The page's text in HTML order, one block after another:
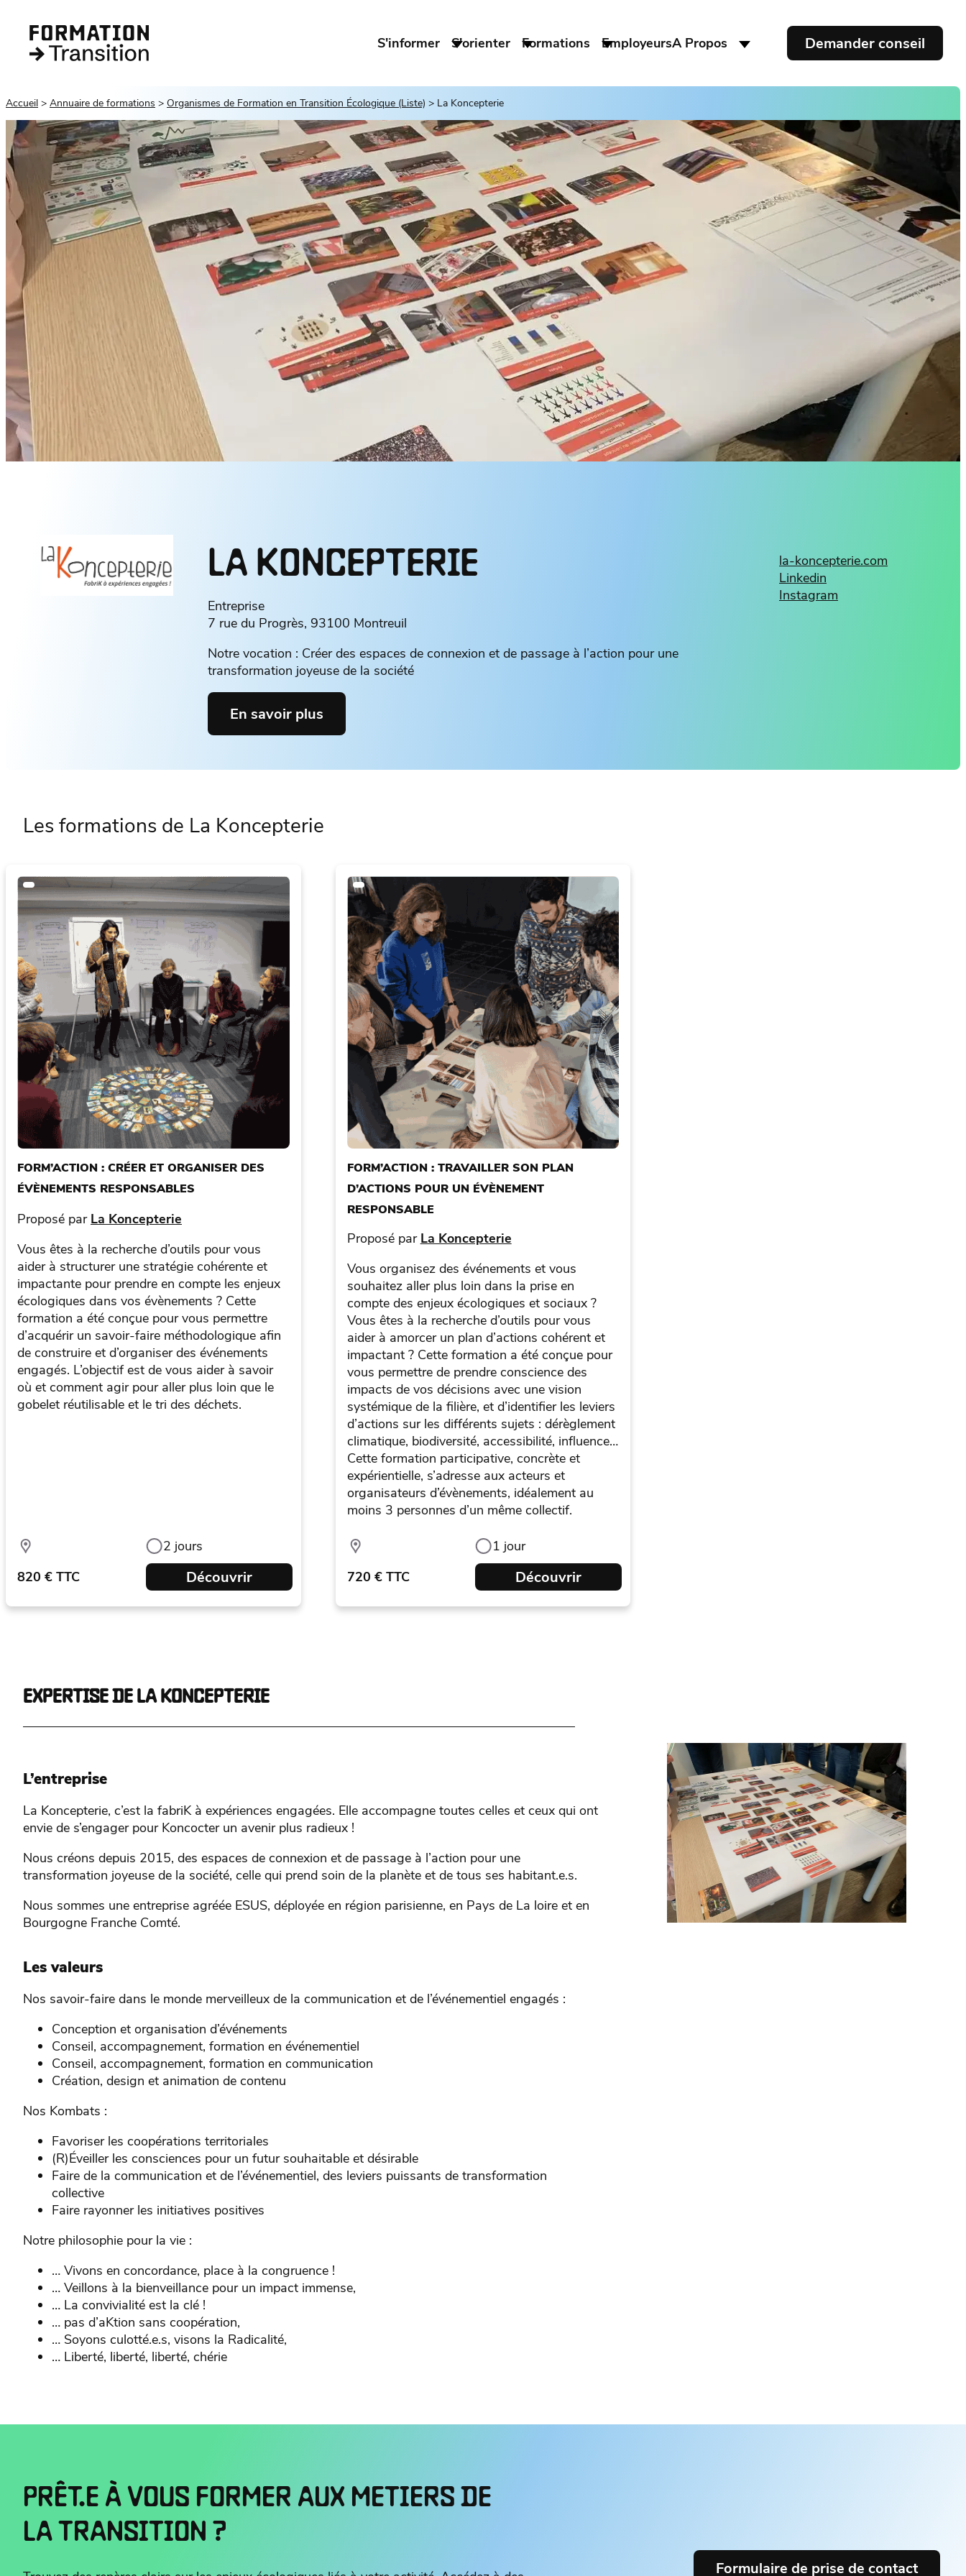
S'informer S'orienter Formations EmployeursA Propos Demander conseil
Accueil Annuaire de formations Organismes de Formation en Transition Écologique (Liste) La Koncepterie
LA KONCEPTERIE
Entreprise
7 rue du Progrès, 93100 Montreuil
Notre vocation : Créer des espaces de connexion et de passage à l’action pour une
transformation joyeuse de la société
En savoir plus
la-koncepterie.com
Linkedin
Instagram
Les formations de La Koncepterie
FORM’ACTION : CRÉER ET ORGANISER DES
ÉVÈNEMENTS RESPONSABLES
Proposé par La Koncepterie
Vous êtes à la recherche d’outils pour vous
aider à structurer une stratégie cohérente et
impactante pour prendre en compte les enjeux
écologiques dans vos évènements ? Cette
formation a été conçue pour vous permettre
d’acquérir un savoir-faire méthodologique afin
de construire et d’organiser des événements
engagés. L’objectif est de vous aider à savoir
où et comment agir pour aller plus loin que le
gobelet réutilisable et le tri des déchets.
2 jours
820 € TTC
Découvrir
FORM’ACTION : TRAVAILLER SON PLAN
D’ACTIONS POUR UN ÉVÈNEMENT
RESPONSABLE
Proposé par La Koncepterie
Vous organisez des événements et vous
souhaitez aller plus loin dans la prise en
compte des enjeux écologiques et sociaux ?
Vous êtes à la recherche d’outils pour vous
aider à amorcer un plan d’actions cohérent et
impactant ? Cette formation a été conçue pour
vous permettre de prendre conscience des
impacts de vos décisions avec une vision
systémique de la filière, et d’identifier les leviers
d’actions sur les différents sujets : dérèglement
climatique, biodiversité, accessibilité, influence…
Cette formation participative, concrète et
expérientielle, s’adresse aux acteurs et
organisateurs d’évènements, idéalement au
moins 3 personnes d’un même collectif.
1 jour
720 € TTC
Découvrir
EXPERTISE DE LA KONCEPTERIE
L’entreprise
La Koncepterie, c’est la fabriK à expériences engagées. Elle accompagne toutes celles et ceux qui ont
envie de s’engager pour Koncocter un avenir plus radieux !
Nous créons depuis 2015, des espaces de connexion et de passage à l’action pour une
transformation joyeuse de la société, celle qui prend soin de la planète et de tous ses habitant.e.s.
Nous sommes une entreprise agréée ESUS, déployée en région parisienne, en Pays de La loire et en
Bourgogne Franche Comté.
Les valeurs
Nos savoir-faire dans le monde merveilleux de la communication et de l’événementiel engagés :
Conception et organisation d’événements
Conseil, accompagnement, formation en événementiel
Conseil, accompagnement, formation en communication
Création, design et animation de contenu
Nos Kombats :
Favoriser les coopérations territoriales
(R)Éveiller les consciences pour un futur souhaitable et désirable
Faire de la communication et de l’événementiel, des leviers puissants de transformation
collective
Faire rayonner les initiatives positives
Notre philosophie pour la vie :
… Vivons en concordance, place à la congruence !
… Veillons à la bienveillance pour un impact immense,
… La convivialité est la clé !
… pas d’aKtion sans coopération,
… Soyons culotté.e.s, visons la Radicalité,
… Liberté, liberté, liberté, chérie
PRÊT.E À VOUS FORMER AUX METIERS DE
LA TRANSITION ?
Formulaire de prise de contact